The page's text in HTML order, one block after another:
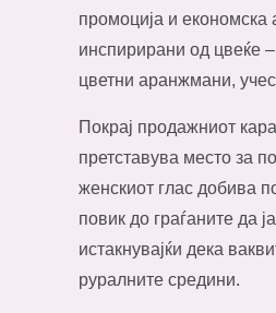
промоција и
инспирирани од цвеќе
цветни аранжмани,
Покрај продажниот
претставува место за
женскиот глас добива
повик до граѓаните да
истакнувајќи дека
руралните средини.